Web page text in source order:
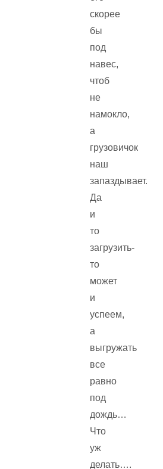
скорее
бы
под
навес,
чтоб
не
намокло,
а
грузовичок
наш
запаздывает.
Да
и
то
загрузить-
то
может
и
успеем,
а
выгружать
все
равно
под
дождь…
Что
уж
делать….